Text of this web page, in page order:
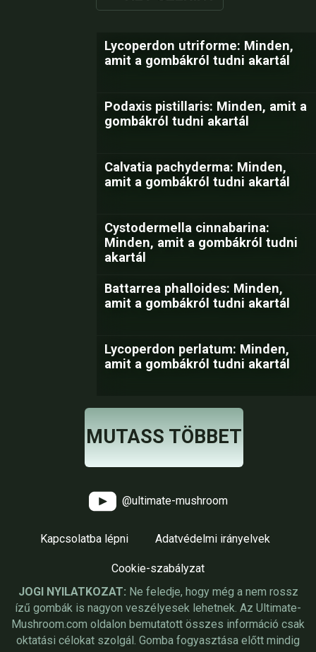
Lycoperdon utriforme: Minden,
amit a gombákról tudni akartál
Podaxis pistillaris: Minden, amit a
gombákról tudni akartál
Calvatia pachyderma: Minden,
amit a gombákról tudni akartál
Cystodermella cinnabarina:
Minden, amit a gombákról tudni
akartál
Battarrea phalloides: Minden,
amit a gombákról tudni akartál
Lycoperdon perlatum: Minden,
amit a gombákról tudni akartál
MUTASS TÖBBET
@ultimate-mushroom
Kapcsolatba lépni Adatvédelmi irányelvek
Cookie-szabályzat
JOGI NYILATKOZAT: Ne feledje, hogy még a nem rossz
ízű gombák is nagyon veszélyesek lehetnek. Az Ultimate-
Mushroom.com oldalon bemutatott összes információ csak
oktatási célokat szolgál. Gomba fogyasztása előtt mindig